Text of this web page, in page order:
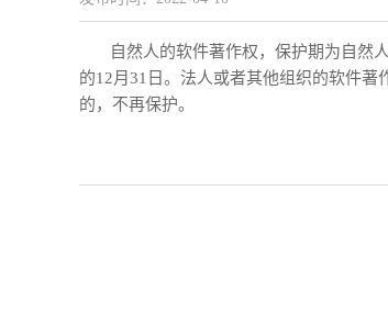
自然人的软件著作权，保护期为自然
的12月31日。法人或者其他组织的软件
的，不再保护。